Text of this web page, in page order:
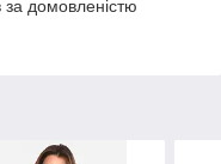
домовленістю